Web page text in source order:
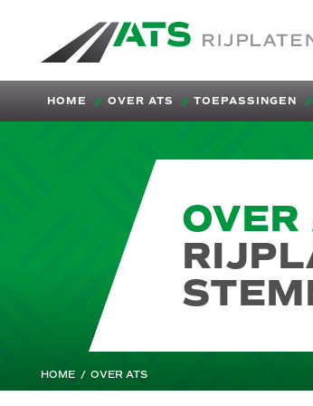
ATS-Trading.nl
HOME OVER ATS TOEPASSINGEN
OVER
HOME / OVER ATS